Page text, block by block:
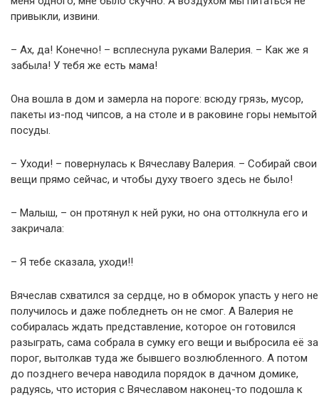
привыкли, извини.
– Ах, да! Конечно! – всплеснула руками Валерия. – Как же я
забыла! У тебя же есть мама!
Она вошла в дом и замерла на пороге: всюду грязь, мусор,
пакеты из-под чипсов, а на столе и в раковине горы немытой
посуды.
– Уходи! – повернулась к Вячеславу Валерия. – Собирай свои
вещи прямо сейчас, и чтобы духу твоего здесь не было!
– Малыш, – он протянул к ней руки, но она оттолкнула его и
закричала:
– Я тебе сказала, уходи!!
Вячеслав схватился за сердце, но в обморок упасть у него не
получилось и даже побледнеть он не смог. А Валерия не
собиралась ждать представление, которое он готовился
разыграть, сама собрала в сумку его вещи и выбросила её за
порог, вытолкав туда же бывшего возлюбленного. А потом
до позднего вечера наводила порядок в дачном домике,
радуясь, что история с Вячеславом наконец-то подошла к